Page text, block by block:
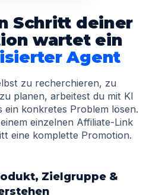
Schritt deiner
wartet ein
Agent
zu recherchieren, zu
planen, arbeitest du mit KI
ein konkretes Problem lösen.
einzelnen Affiliate-Link
eine komplette Promotion.
Zielgruppe &